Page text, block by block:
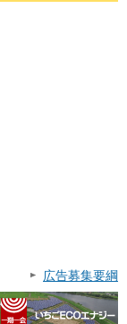
広告募集要綱